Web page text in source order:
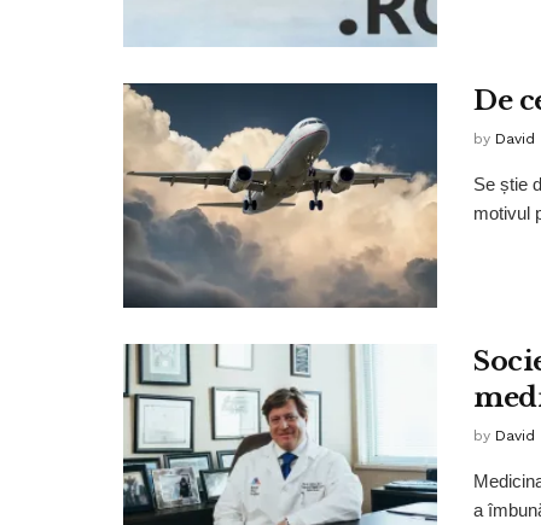
De
by David
Se știe
motivul
by David
a